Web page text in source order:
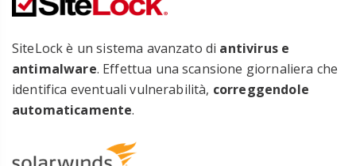
SiteLock è un sistema avanzato di antivirus e
antimalware. Effettua una scansione giornaliera che
identifica eventuali vulnerabilità, correggendole
automaticamente.